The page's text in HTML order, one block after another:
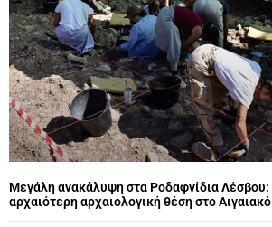
Μεγάλη ανακάλυψη στα Ροδαφνίδια
αρχαιότερη αρχαιολογική θέση στο